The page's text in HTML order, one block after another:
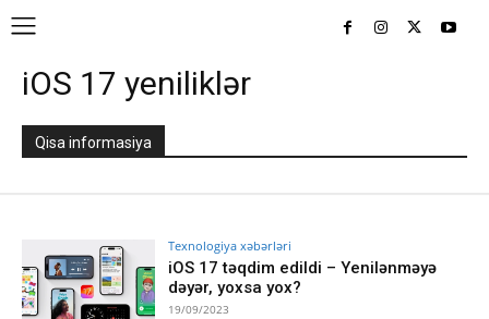
iOS 17 yeniliklər
Qisa informasiya
Texnologiya xəbərləri
iOS 17 təqdim edildi – Yenilənməyə
dəyər, yoxsa yox?
19/09/2023